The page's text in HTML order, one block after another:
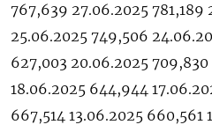
767,639 27.06.2025 781,189
25.06.2025 749,506
627,003 20.06.2025
18.06.2025 644,944
667,514 13.06.2025 660,561